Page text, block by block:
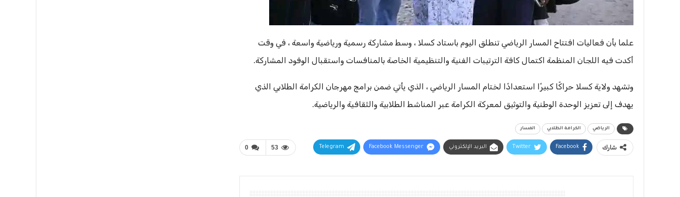
علما بأن فعاليات افتتاح المسار الرياضي تنطلق اليوم باستاد كسلا ، وسط مشاركة رسمية ورياضية واسعة ، في وقت
أكدت فيه اللجان المنظمة اكتمال كافة الترتيبات الفنية والتنظيمية الخاصة بالمنافسات واستقبال الوفود المشاركة.
وتشهد ولاية كسلا حراكًا كبيرًا استعدادًا لختام المسار الرياضي ، الذي يأتي ضمن برامج مهرجان الكرامة الطلابي الذي
يهدف إلى تعزيز الوحدة الوطنية والتوثيق لمعركة الكرامة عبر المناشط الطلابية والثقافية والرياضية.
الرياضي الكرامة الطلابي المسار
0 53 شارك Facebook
Twitter البريد الإلكتروني Facebook Messenger
Telegram